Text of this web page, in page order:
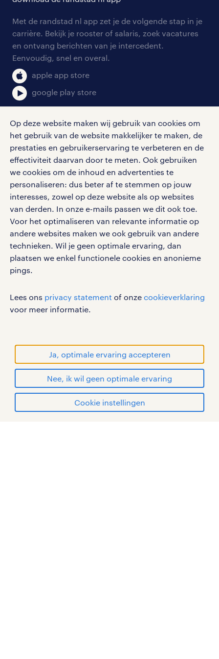
Op deze website maken wij gebruik van cookies om
het gebruik van de website makkelijker te maken, de
prestaties en gebruikerservaring te verbeteren en de
effectiviteit daarvan door te meten. Ook gebruiken
we cookies om de inhoud en advertenties te
personaliseren: dus beter af te stemmen op jouw
interesses, zowel op deze website als op websites
van derden. In onze e-mails passen we dit ook toe.
Voor het optimaliseren van relevante informatie op
andere websites maken we ook gebruik van andere
technieken. Wil je geen optimale ervaring, dan
plaatsen we enkel functionele cookies en anonieme
pings.
Lees ons privacy statement of onze cookieverklaring
voor meer informatie.
Ja, optimale ervaring accepteren
Nee, ik wil geen optimale ervaring
Cookie instellingen
personeel gezocht
aanmelden nieuwsbrief
blogs en artikelen
salarischecker
bruto-netto calculator
onze vestigingen
pers
klachten en misstanden
Met de randstad nl app zet je de volgende stap in je
carrière. Bekijk je rooster of salaris, zoek vacatures
en ontvang berichten van je intercedent.
Eenvoudig, snel en overal.
apple app store
google play store
social media
Volg ons voor de leukste content omtrent
vacatures, solliciteren en inspiratie.
werken bij randstad
gebruikersvoorwaarden
privacystatement
cookies
handelsmerken van Randstad N.V.
© Randstad 2026